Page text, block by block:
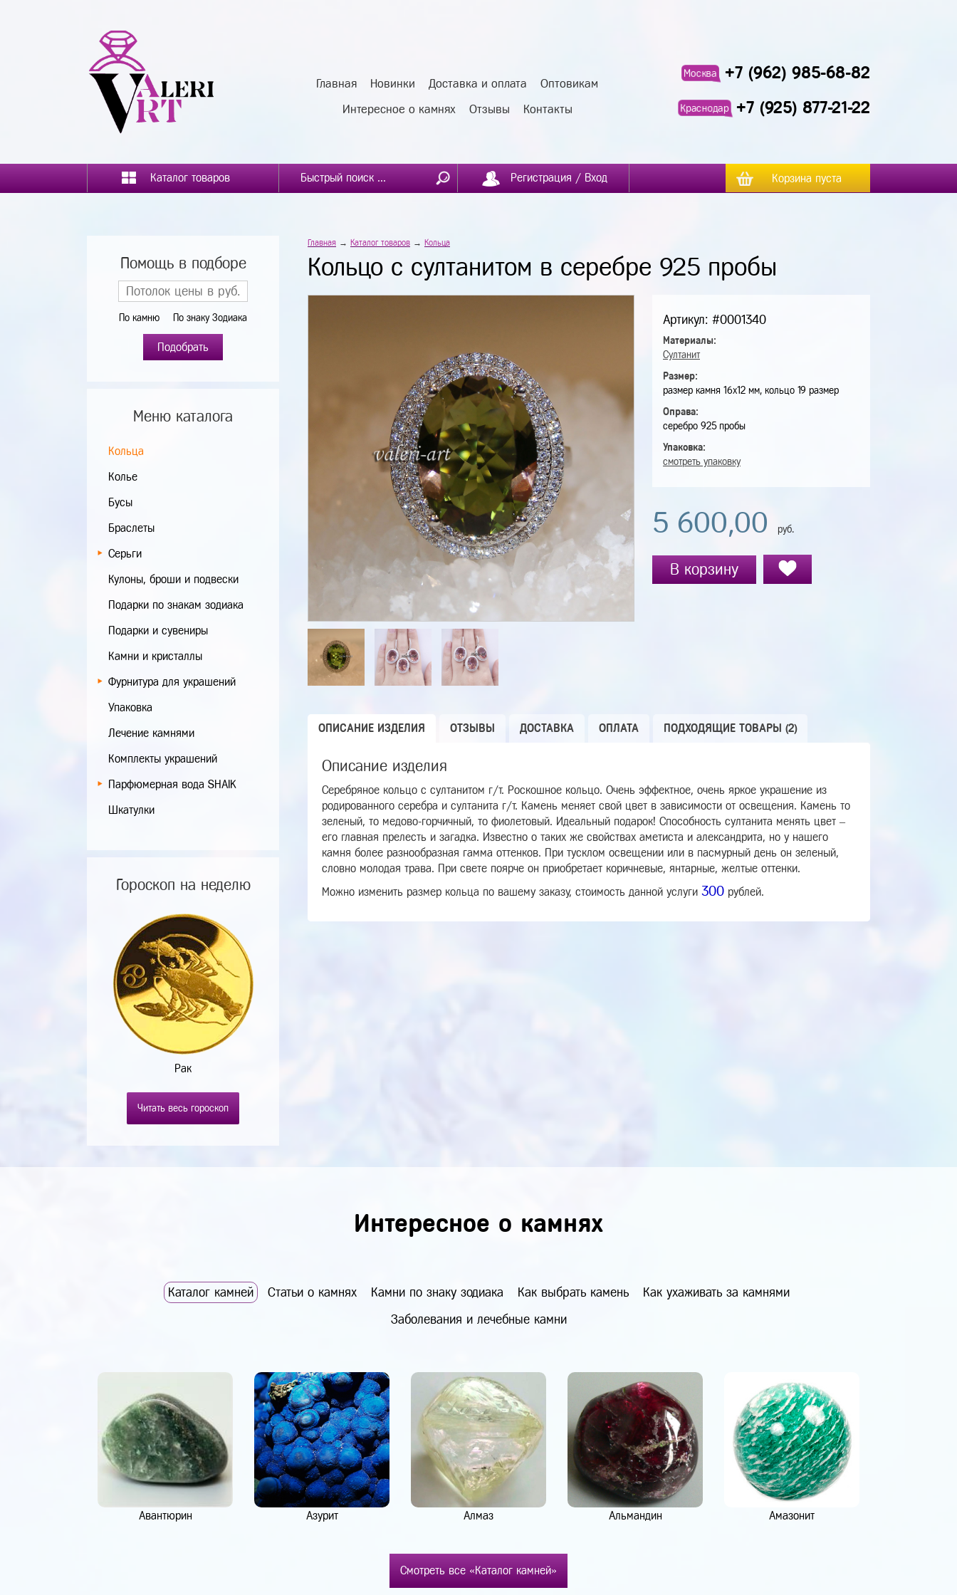
Главная Новинки Доставка и оплата Оптовикам
Интересное о камнях Отзывы Контакты
Москва +7 (962) 985-68-82
Краснодар +7 (925) 877-21-22
Каталог товаров Регистрация / Вход Корзина пуста
Помощь в подборе
По камню По знаку Зодиака
Подобрать
Меню каталога
Кольца
Колье
Бусы
Браслеты
Серьги
Кулоны, броши и подвески
Подарки по знакам зодиака
Подарки и сувениры
Камни и кристаллы
Фурнитура для украшений
Упаковка
Лечение камнями
Комплекты украшений
Парфюмерная вода SHAIK
Шкатулки
Гороскоп на неделю
Рак
Читать весь гороскоп
Главная → Каталог товаров → Кольца
Кольцо с султанитом в серебре 925 пробы
Артикул: #0001340
Материалы:
Султанит
Размер:
размер камня 16х12 мм, кольцо 19 размер
Оправа:
серебро 925 пробы
Упаковка:
смотреть упаковку
5 600,00 руб.
В корзину
ОПИСАНИЕ ИЗДЕЛИЯ ОТЗЫВЫ ДОСТАВКА ОПЛАТА ПОДХОДЯЩИЕ ТОВАРЫ (2)
Описание изделия
Серебряное кольцо с султанитом г/т. Роскошное кольцо. Очень эффектное, очень яркое украшение из
родированного серебра и султанита г/т. Камень меняет свой цвет в зависимости от освещения. Камень то
зеленый, то медово-горчичный, то фиолетовый. Идеальный подарок! Способность султанита менять цвет –
его главная прелесть и загадка. Известно о таких же свойствах аметиста и александрита, но у нашего
камня более разнообразная гамма оттенков. При тусклом освещении или в пасмурный день он зеленый,
словно молодая трава. При свете поярче он приобретает коричневые, янтарные, желтые оттенки.
Можно изменить размер кольца по вашему заказу, стоимость данной услуги 300 рублей.
Интересное о камнях
Каталог камней Статьи о камнях Камни по знаку зодиака Как выбрать камень Как ухаживать за камнями
Заболевания и лечебные камни
Авантюрин Азурит Алмаз Альмандин Амазонит
Смотреть все «Каталог камней»